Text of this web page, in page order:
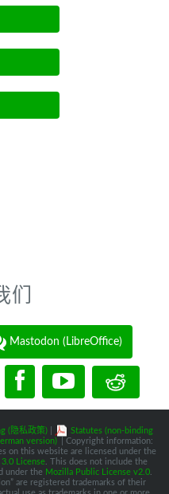
们
Mastodon (LibreOffice)
(隐私政策)|
Statutes (non-binding
version)
| Copyright information:
on this website are licensed under the
License . This does not include the
under the Mozilla Public License v2.0
are registered trademarks of their